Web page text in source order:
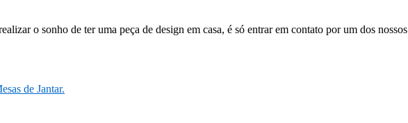
o sonho de ter uma peça de design em casa, é só entrar em contato por um dos nossos
de Jantar.